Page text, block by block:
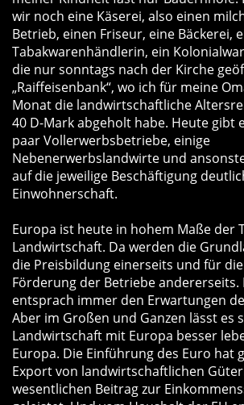
wir noch eine Käserei, also einen
Betrieb, einen Friseur, eine Bäckerei,
Tabakwarenhändlerin, ein
die nur sonntags nach der Kirche
Raiffeisenbank“, wo ich für meine
Monat die landwirtschaftliche
40 D-Mark abgeholt habe. Heute gibt
paar Vollerwerbsbetriebe, einige
Nebenerwerbslandwirte und
auf die jeweilige Beschäftigung
Einwohnerschaft.
Europa ist heute in hohem Maße der
Landwirtschaft. Da werden die
die Preisbildung einerseits und für
Förderung der Betriebe andererseits.
entsprach immer den Erwartungen
Aber im Großen und Ganzen lässt es
Landwirtschaft mit Europa besser
Europa. Die Einführung des Euro hat
Export von landwirtschaftlichen
wesentlichen Beitrag zur